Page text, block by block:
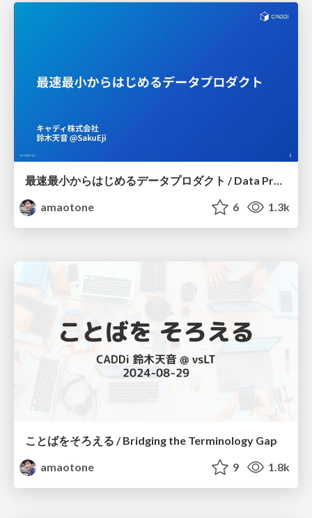
最速最小からはじめるデータプロダクト / Data Product MVP
amaotone
6 1.3k
ことばをそろえる / Bridging the Terminology Gap
amaotone
9 1.8k